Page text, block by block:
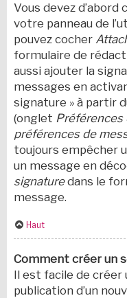
Vous devez
votre panneau de
pouvez cocher
formulaire de
aussi ajouter la
messages en
signature » à partir
(onglet Préférences
préférences de
toujours empêcher
un message en
signaturedans le
message.
Haut
Comment créer un
Il est facile de créer
publication d’un